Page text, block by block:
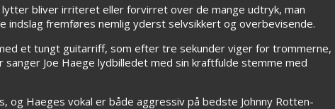
bliver irriteret eller forvirret over de mange udtryk, man
fremføres nemlig yderst selvsikkert og overbevisende.
et tungt guitarriff, som efter tre sekunder viger for trommerne,
Joe Haege lydbilledet med sin kraftfulde stemme med
Haeges vokal er både aggressiv på bedste Johnny Rotten-